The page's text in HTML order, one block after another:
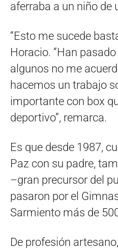
aferraba a un niño de
“Esto me sucede
Horacio. “Han
algunos no me
hacemos un trabajo
importante con box
deportivo”, remarca.
Es que desde 1987,
Paz con su padre,
–gran precursor del
pasaron por el
Sarmiento más de
De profesión